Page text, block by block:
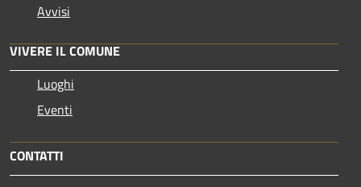
Avvisi
VIVERE IL COMUNE
Luoghi
Eventi
CONTATTI